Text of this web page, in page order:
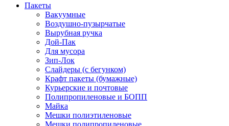
Пакеты
Вакуумные
Воздушно-пузырчатые
Вырубная ручка
Дой-Пак
Для мусора
Зип-Лок
Слайдеры (с бегунком)
Крафт пакеты (бумажные)
Курьерские и почтовые
Полипропиленовые и БОПП
Майка
Мешки полиэтиленовые
Мешки полипропиленовые